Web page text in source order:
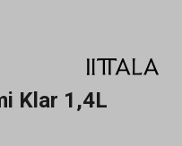
Klar 1,4L